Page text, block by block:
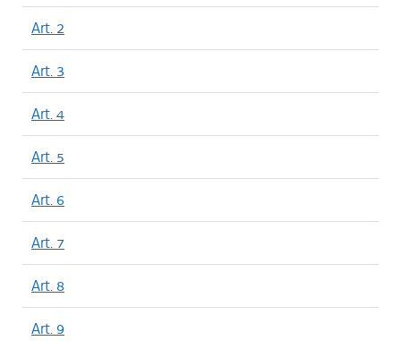
Art. 2
Art. 3
Art. 4
Art. 5
Art. 6
Art. 7
Art. 8
Art. 9